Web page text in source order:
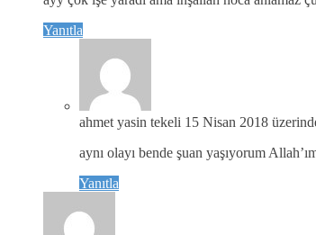
Yanıtla
ahmet yasin tekeli 15 Nisan 2018
aynı olayı bende şuan yaşıyorum
Yanıtla